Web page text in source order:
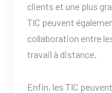
clients et une plus
TIC peuvent
collaboration entre
travail à distance.
Enfin, les TIC